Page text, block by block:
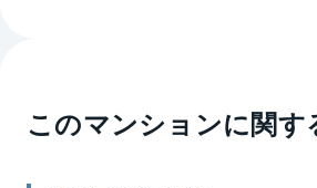
このマンションに関す